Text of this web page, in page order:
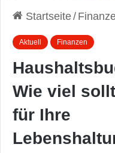
Startseite/
Aktuell Finanzen
Wie viel
für Ihre